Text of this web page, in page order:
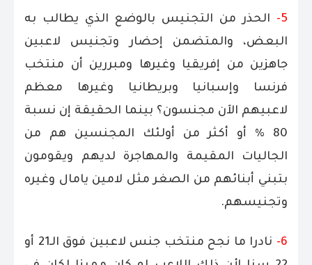
5-
الحذر من التجنيس بالوضع الذي يطالب به
البعض، والمتضمن إحضار وتجنيس لاعبين
جاهزين من إفريقيا وغيرها ومبررين أن منتخب
فرنسا وإسبانيا وبريطانيا وغيرها معظم
لاعبيهم الآن مجنسون؟ بينما الحقيقة إن نسبة
80 % أو أكثر من أولئك المجنسين هم من
الجاليات المقيمة والمهاجرة لديهم ويقومون
بتبني أبنائهم من الصغر مثل لامين يامال وغيره
وتجنيسهم.
6-
نادرا ما نجح منتخب جنس لاعبين فوق الـ21 أو